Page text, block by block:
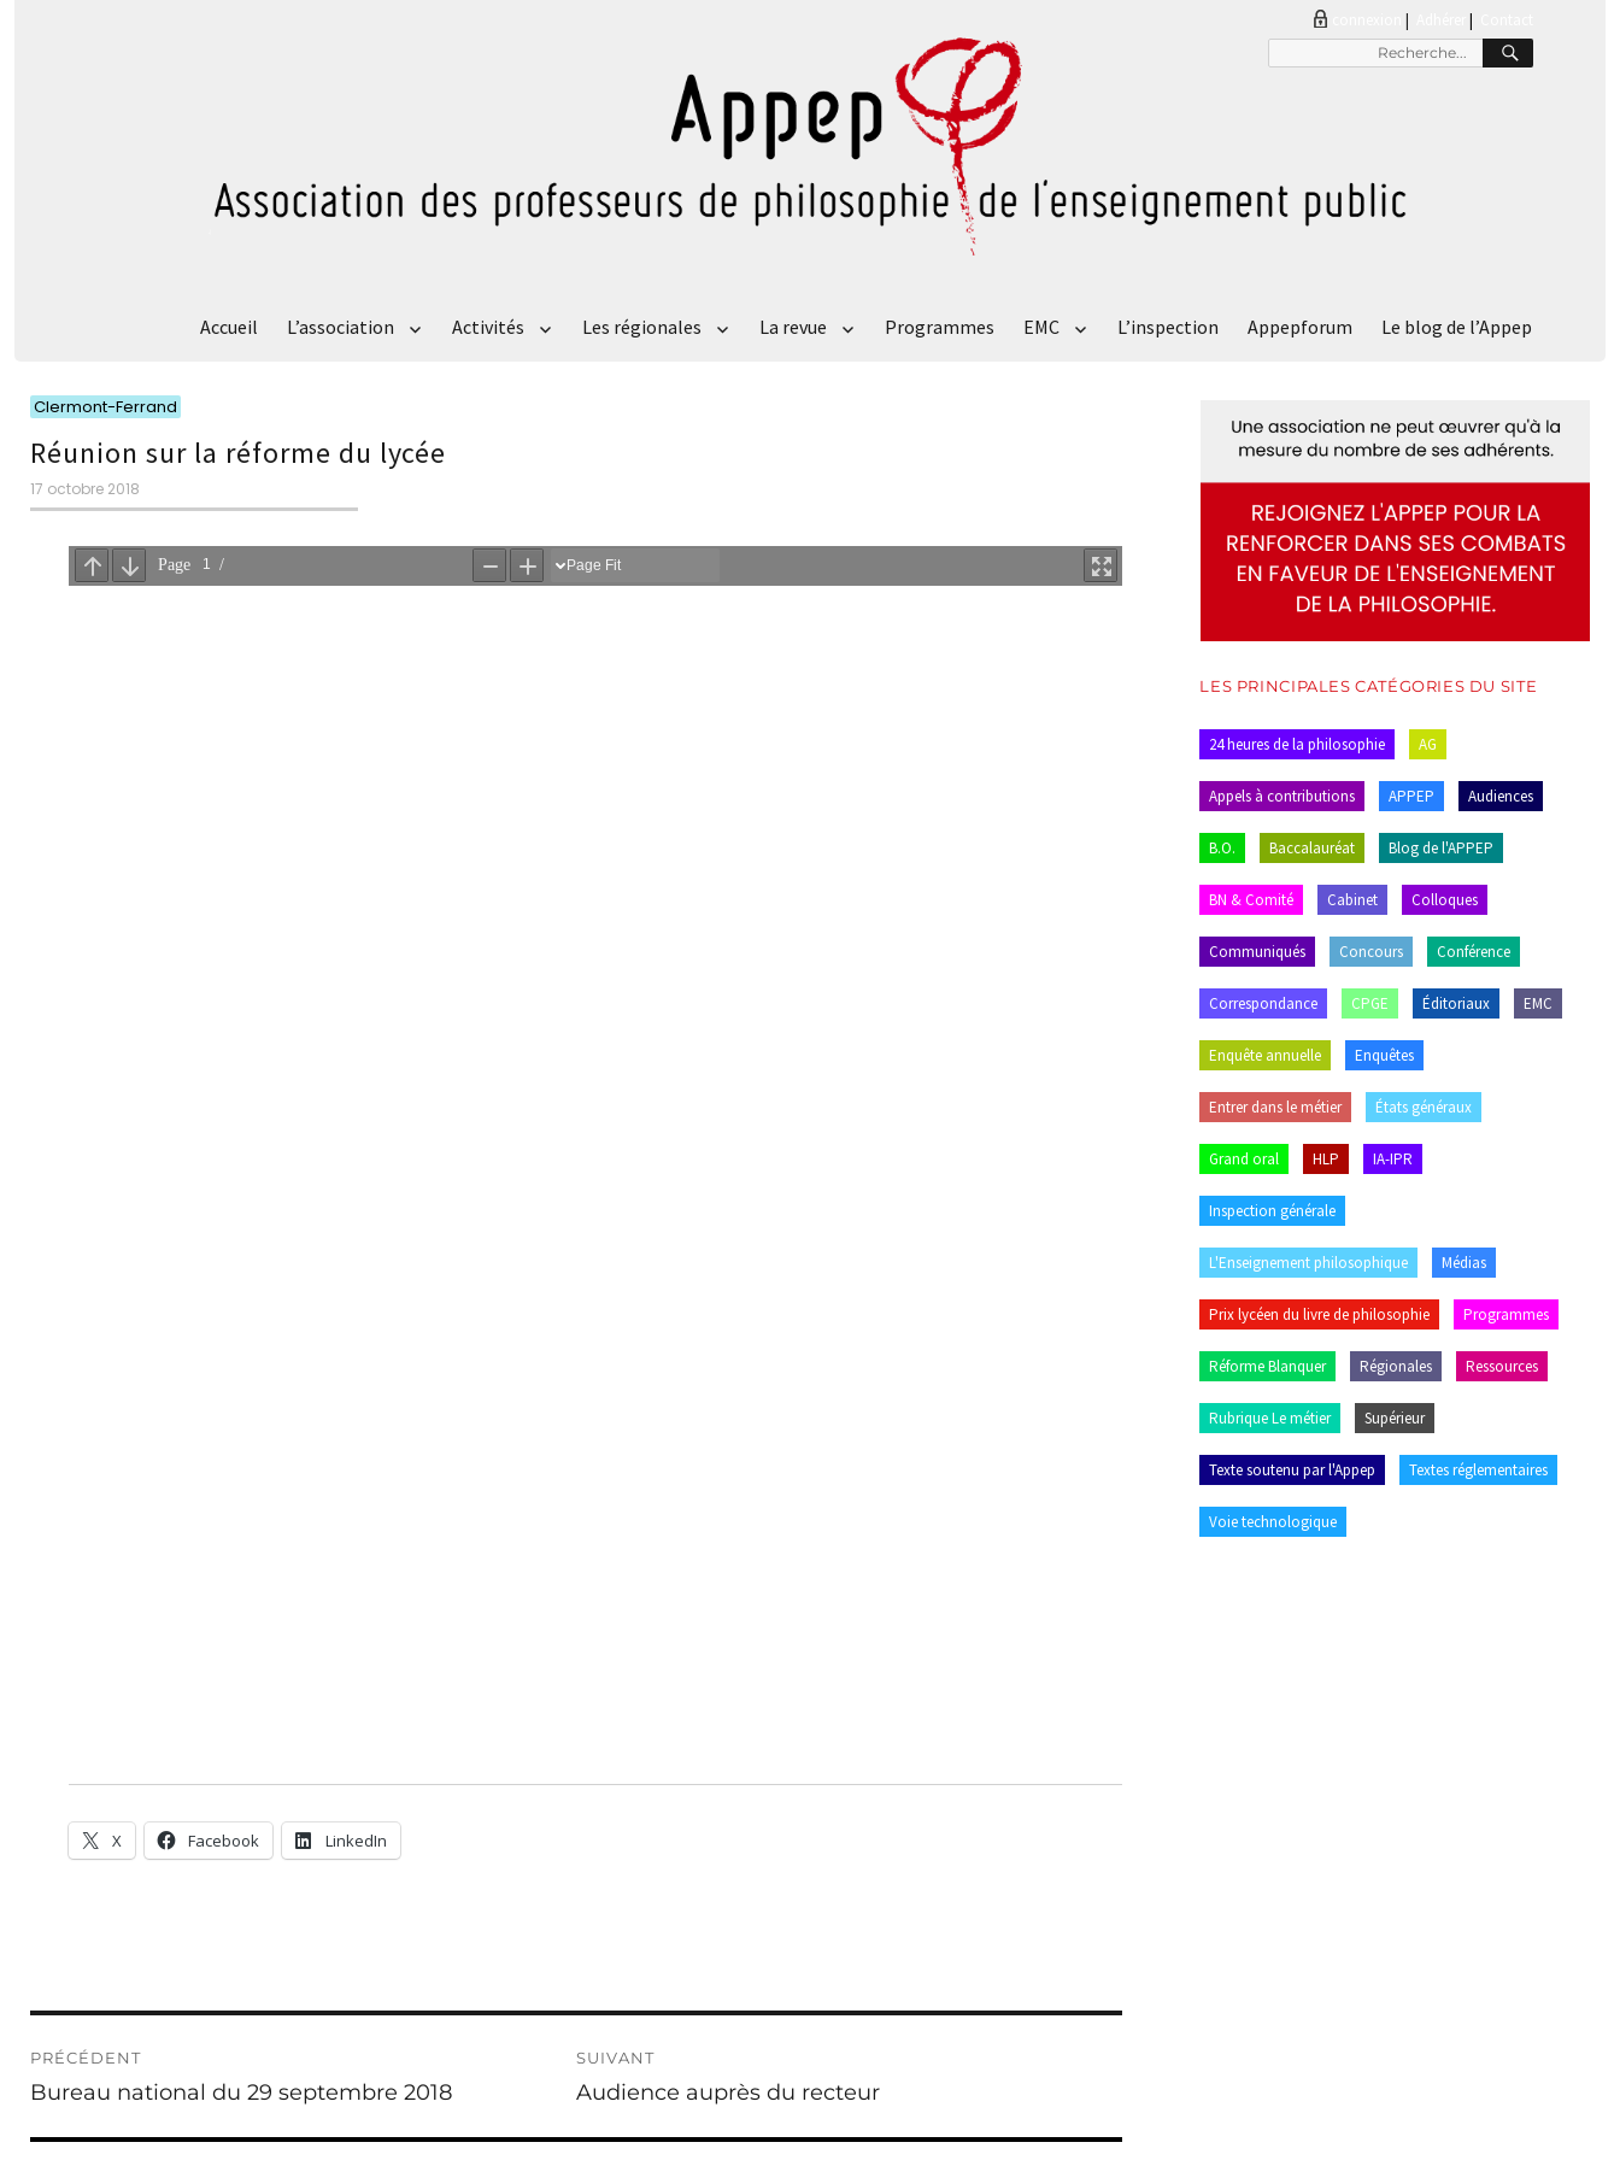
|
pour
Accueil L’association Activités Les régionales La revue Programmes EMC L’inspection Appepforum Le blog de l’Appep
Clermont-Ferrand
Réunion sur la réforme du lycée
Publié
le
17 octobre 2018
X Facebook LinkedIn
de
l’article
PRÉCÉDENT
Publication
Bureau national du 29 septembre 2018
SUIVANT
Publication
Audience auprès du recteur
LES PRINCIPALES CATÉGORIES DU SITE
24 heures de la philosophie AG
Appels à contributions APPEP Audiences
B.O. Baccalauréat Blog de l'APPEP
BN & Comité Cabinet Colloques
Communiqués Concours Conférence
Correspondance CPGE Éditoriaux EMC
Enquête annuelle Enquêtes
Entrer dans le métier États généraux
Grand oral HLP IA-IPR
Inspection générale
L'Enseignement philosophique Médias
Prix lycéen du livre de philosophie Programmes
Réforme Blanquer Régionales Ressources
Rubrique Le métier Supérieur
Texte soutenu par l'Appep Textes réglementaires
Voie technologique